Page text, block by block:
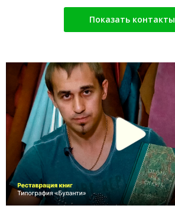
Показать контакты